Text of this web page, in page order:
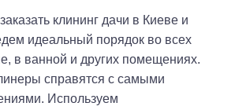
клининг дачи в Киеве и
идеальный порядок во всех
в ванной и других помещениях.
справятся с самыми
Используем